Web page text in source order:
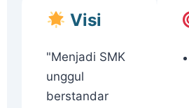
Visi
"Menjadi SMK
unggul
berstandar